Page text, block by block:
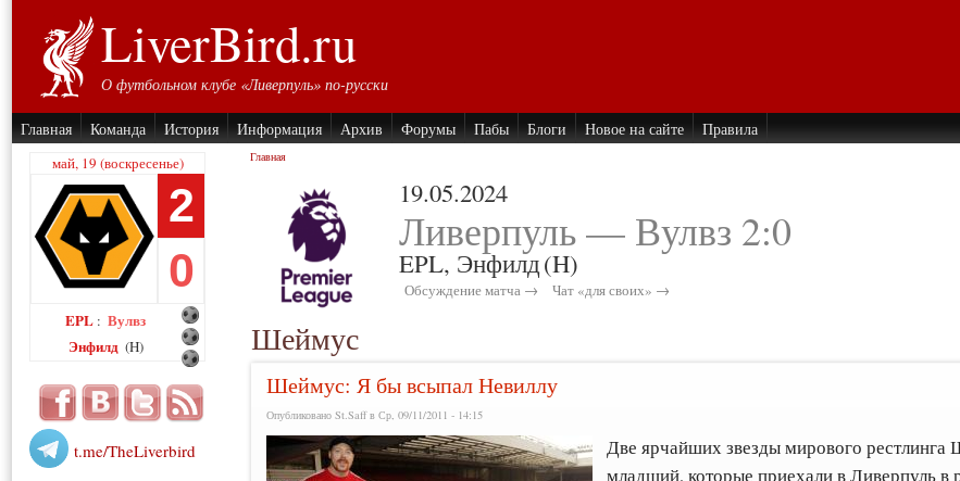
LiverBird.ru
О футбольном клубе «Ливерпуль» по-русски
Главная Команда История Информация Архив Форумы Пабы Блоги Новое на сайте Правила
май, 19 (воскресенье)
2
0
EPL : Вулвз
Энфилд (H)
t.me/TheLiverbird
Главная
19.05.2024
Ливерпуль — Вулвз 2:0
EPL, Энфилд(H)
Обсуждение матча → Чат «для своих» →
Шеймус
Шеймус: Я бы всыпал Невиллу
Опубликовано St.Saff в Ср, 09/11/2011 - 14:15
Две ярчайших звезды мирового
младший, которые приехали в Ливерпуль в